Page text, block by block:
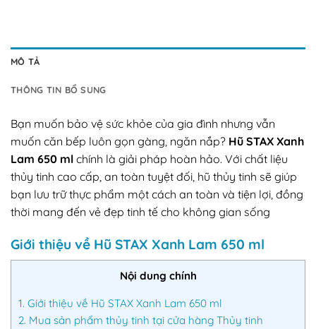
MÔ TẢ
THÔNG TIN BỔ SUNG
Bạn muốn bảo vệ sức khỏe của gia đình nhưng vẫn
muốn căn bếp luôn gọn gàng, ngăn nắp? Hũ STAX Xanh
Lam 650 ml chính là giải pháp hoàn hảo. Với chất liệu
thủy tinh cao cấp, an toàn tuyệt đối, hũ thủy tinh sẽ giúp
bạn lưu trữ thực phẩm một cách an toàn và tiện lợi, đồng
thời mang đến vẻ đẹp tinh tế cho không gian sống
Giới thiệu về Hũ STAX Xanh Lam 650 ml
Nội dung chính
1. Giới thiệu về Hũ STAX Xanh Lam 650 ml
2. Mua sản phẩm thủy tinh tại cửa hàng Thủy tinh